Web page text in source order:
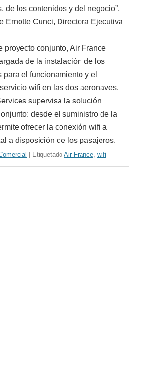
de los contenidos y del negocio”,
Ernotte Cunci, Directora Ejecutiva
proyecto conjunto, Air France
de la instalación de los
el funcionamiento y el
wifi en las dos aeronaves.
supervisa la solución
desde el suministro de la
ofrecer la conexión wifi a
a disposición de los pasajeros.
| Etiquetado Air France wifi